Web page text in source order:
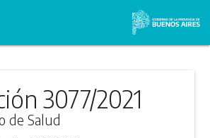
3077/2021
de Salud